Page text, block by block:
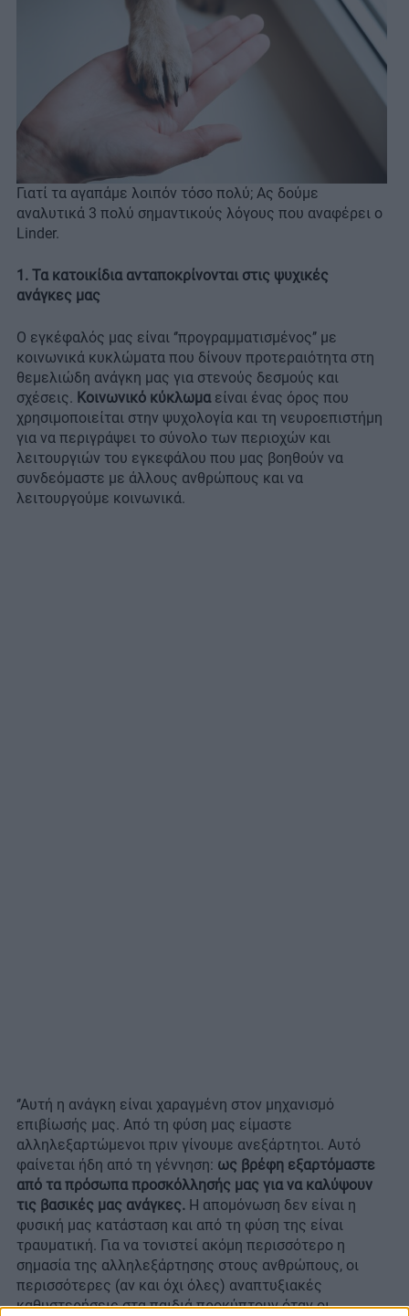
Γιατί τα αγαπάμε λοιπόν τόσο πολύ; Ας δούμε
αναλυτικά 3 πολύ σημαντικούς λόγους που αναφέρει ο
Linder.
1. Τα κατοικίδια ανταποκρίνονται στις ψυχικές
ανάγκες μας
Ο εγκέφαλός μας είναι ‘’προγραμματισμένος’’ με
κοινωνικά κυκλώματα που δίνουν προτεραιότητα στη
θεμελιώδη ανάγκη μας για στενούς δεσμούς και
σχέσεις. Κοινωνικό κύκλωμαείναι ένας όρος που
χρησιμοποιείται στην ψυχολογία και τη νευροεπιστήμη
για να περιγράψει το σύνολο των περιοχών και
λειτουργιών του εγκεφάλου που μας βοηθούν να
συνδεόμαστε με άλλους ανθρώπους και να
λειτουργούμε κοινωνικά.
‘’Αυτή η ανάγκη είναι χαραγμένη στον μηχανισμό
επιβίωσής μας. Από τη φύση μας είμαστε
αλληλεξαρτώμενοι πριν γίνουμε ανεξάρτητοι. Αυτό
φαίνεται ήδη από τη γέννηση: ως βρέφη εξαρτόμαστε
από τα πρόσωπα προσκόλλησής μας για να καλύψουν
τις βασικές μας ανάγκες. Η απομόνωση δεν είναι η
φυσική μας κατάσταση και από τη φύση της είναι
τραυματική. Για να τονιστεί ακόμη περισσότερο η
σημασία της αλληλεξάρτησης στους ανθρώπους, οι
περισσότερες (αν και όχι όλες) αναπτυξιακές
καθυστερήσεις στα παιδιά προκύπτουν όταν οι